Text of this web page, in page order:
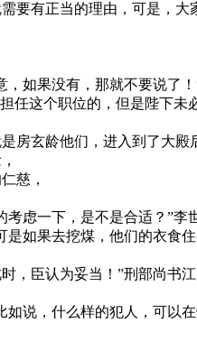
要有正当的理由，可是，
如果没有，那就不要说了！
任这个职位的，但是陛下未
房玄龄他们，进入到了大殿
慈，
虑一下，是不是合适？”李
如果去挖煤，他们的衣食
臣认为妥当！”刑部尚书江
说，什么样的犯人，可以